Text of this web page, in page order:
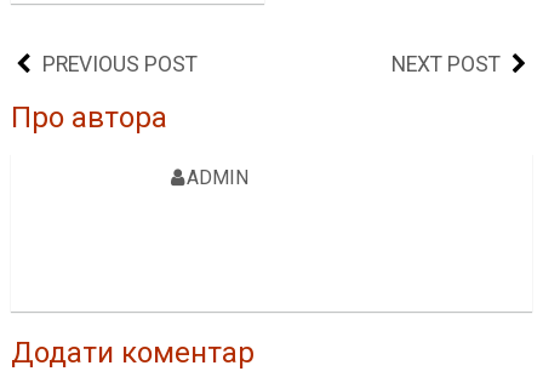
PREVIOUS POST NEXT POST
Про автора
ADMIN
Додати коментар